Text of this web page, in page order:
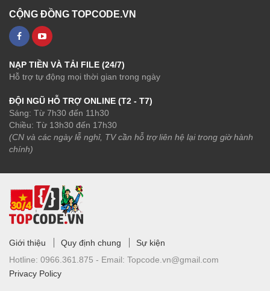
CỘNG ĐỒNG TOPCODE.VN
NẠP TIỀN VÀ TẢI FILE (24/7)
Hỗ trợ tự động mọi thời gian trong ngày
ĐỘI NGŨ HỖ TRỢ ONLINE (T2 - T7)
Sáng: Từ 7h30 đến 11h30
Chiều: Từ 13h30 đến 17h30
(CN và các ngày lễ nghỉ, TV cần hỗ trợ liên hệ lại trong giờ hành
chính)
Giới thiệu Quy định chung
Sự kiện
Hotline: 0966.361.875 - Email: Topcode.vn@gmail.com
Privacy Policy